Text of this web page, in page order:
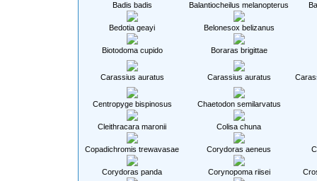
Badis badis Balantiocheilus melanopterus
Bedotia geayi Belonesox belizanus
Biotodoma cupido Boraras brigittae
Carassius auratus Carassius auratus
Centropyge bispinosus Chaetodon semilarvatus
Cleithracara maronii Colisa chuna
Copadichromis trewavasae Corydoras aeneus
Corydoras panda Corynopoma riisei